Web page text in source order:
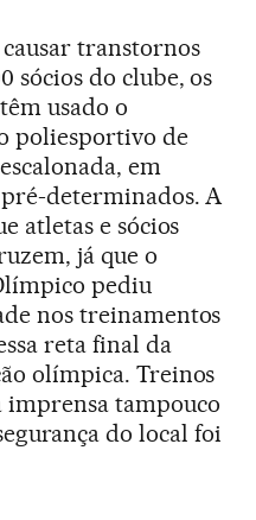
transtornos
sócios do clube, os
usado o
poliesportivo de
em
determinados. A
atletas e sócios
já que o
pediu
nos treinamentos
reta final da
olímpica. Treinos
imprensa tampouco
do local foi